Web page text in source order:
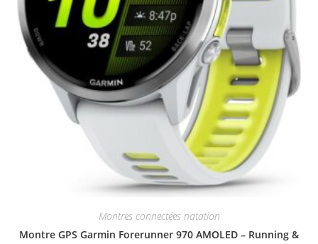
Montres connectées natation
Montre GPS Garmin Forerunner 970 AMOLED – Running &